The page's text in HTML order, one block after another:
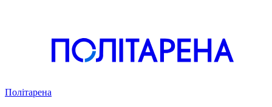
Політарена